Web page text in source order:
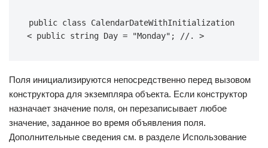
public class CalendarDateWithInitialization
< public string Day = "Monday"; //. >
Поля инициализируются непосредственно перед вызовом
конструктора для экземпляра объекта. Если конструктор
назначает значение поля, он перезаписывает любое
значение, заданное во время объявления поля.
Дополнительные сведения см. в разделе Использование